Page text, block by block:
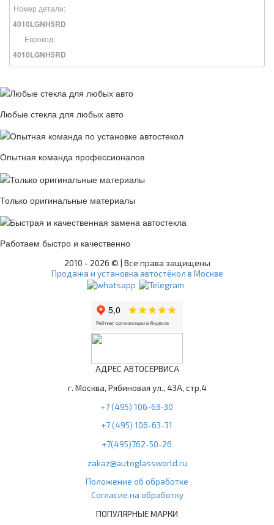
Номер детали:
4010LGNH5RD
Еврокод:
4010LGNH5RD
Любые стекла для любых авто
Опытная команда профессионалов
Только оригинальные материалы
Работаем быстро и качественно
2010 - 2026 © | Все права защищены
Продажа и установка автостёкол в Москве
АДРЕС АВТОСЕРВИСА
г. Москва, Рябиновая ул., 43А, стр.4
+7 (495) 106-63-30
+7 (495) 106-63-31
+7(495)762-50-26
zakaz@autoglassworld.ru
Положение об обработке
Согласие на обработку
ПОПУЛЯРНЫЕ МАРКИ